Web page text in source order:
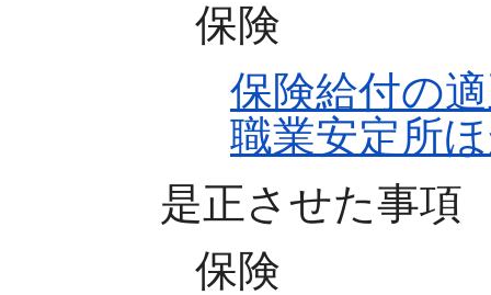
保険
保険給付の
職業安定所
是正させた事項
保険